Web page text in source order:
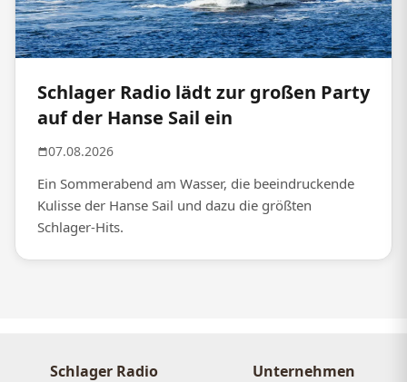
Schlager Radio lädt zur großen Party
auf der Hanse Sail ein
07.08.2026
Ein Sommerabend am Wasser, die beeindruckende
Kulisse der Hanse Sail und dazu die größten
Schlager-Hits.
Schlager Radio Unternehmen